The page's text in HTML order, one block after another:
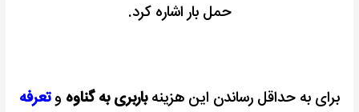
حمل بار اشاره کرد.
برای به حداقل رساندن این هزینهباربری به گناوه وتعرفه